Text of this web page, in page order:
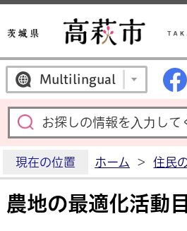
Multilingual
現在の位置 ホーム > 住民
農地の最適化活動